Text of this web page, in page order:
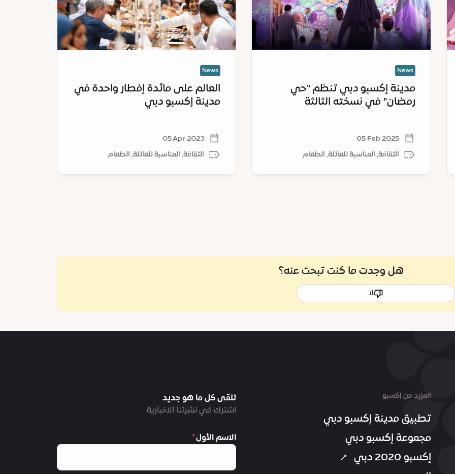
رمضان"
في
نسخته
الثالثة
News
مدينة إكسبو دبي تنظم "حي
رمضان" في نسخته الثالثة
05 Feb 2025
الثقافة, المناسبة للعائلة, الطعام
في
مدينة
إكسبو
دبي
News
العالم على مائدة إفطار واحدة في
مدينة إكسبو دبي
05 Apr 2023
الثقافة, المناسبة للعائلة, الطعام
هل وجدت ما كنت تبحث عنه؟
لا
المزيد من إكسبو
تطبيق مدينة إكسبو دبي
مجموعة إكسبو دبي
إكسبو 2020 دبي
تلقى كل ما هو جديد
اشترك في نشرتنا الاخبارية
الاسم الأول